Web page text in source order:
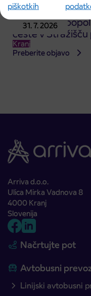
piškotkih
31. 7. 2026
Obvestilo o
ceste v Stražišču
Kranj
Preberite objavo
Arriva d.o.o.
Ulica Mirka Vadnova 8
4000 Kranj
Slovenija
Načrtujte pot
Avtobusni
Linijski avtobusni